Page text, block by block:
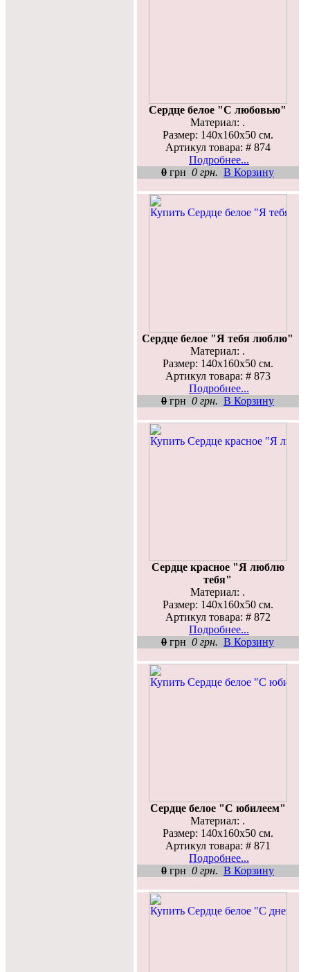
Сердце белое "С любовью"
Материал: .
Размер: 140х160х50 см.
Артикул товара: # 874
Подробнее...
0 грн 0 грн. В Корзину
Сердце белое "Я тебя люблю"
Материал: .
Размер: 140х160х50 см.
Артикул товара: # 873
Подробнее...
0 грн 0 грн. В Корзину
Сердце красное "Я люблю
тебя"
Материал: .
Размер: 140х160х50 см.
Артикул товара: # 872
Подробнее...
0 грн 0 грн. В Корзину
Сердце белое "С юбилеем"
Материал: .
Размер: 140х160х50 см.
Артикул товара: # 871
Подробнее...
0 грн 0 грн. В Корзину